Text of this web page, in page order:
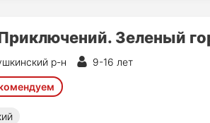
Зеленый
р-н 9-16 лет